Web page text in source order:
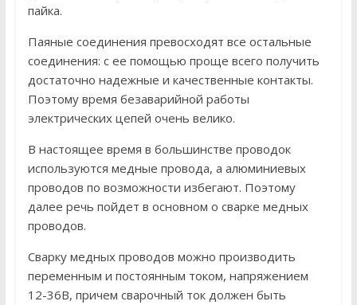
пайка.
Паяные соединения превосходят все остальные
соединения: с ее помощью проще всего получить
достаточно надежные и качественные контакты.
Поэтому время безаварийной работы
электрических цепей очень велико.
В настоящее время в большинстве проводок
используются медные провода, а алюминиевых
проводов по возможности избегают. Поэтому
далее речь пойдет в основном о сварке медных
проводов.
Сварку медных проводов можно производить
переменным и постоянным током, напряжением
12-36В, причем сварочный ток должен быть